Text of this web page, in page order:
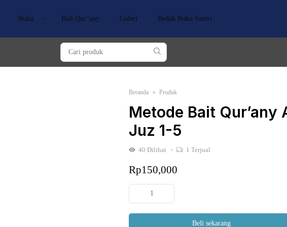
Buku Bait Qur’any Galeri Bedah Buku Santri
Beranda Produk
Metode Bait Qur’any
Juz 1-5
40 Dilihat 1 Terjual
Rp150,000
Kuantitas
Metode
Bait
Beli sekarang